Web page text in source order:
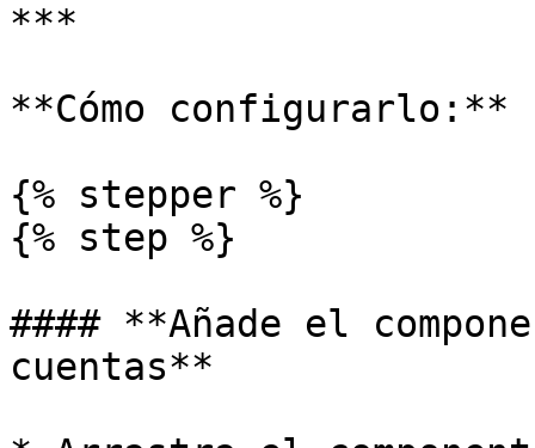
***
**Cómo configurarlo:**
{% stepper %}
{% step %}
#### **Añade el
cuentas**